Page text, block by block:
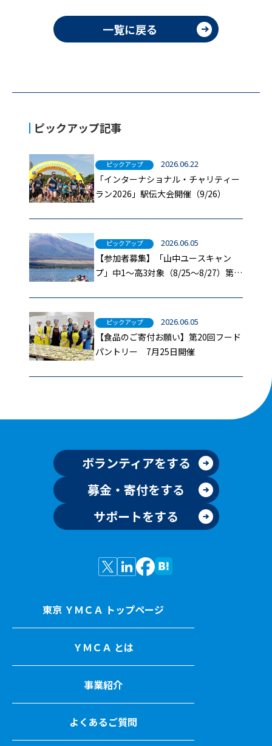
一覧に戻る
ピックアップ記事
ピックアップ 2026.06.22
「インターナショナル・チャリティー
ラン2026」駅伝大会開催（9/26）
ピックアップ 2026.06.05
【参加者募集】「山中ユースキャン
プ」中1～高3対象（8/25～8/27）第二
ピックアップ 2026.06.05
【食品のご寄付お願い】第20回フード
パントリー 7月25日開催
ボランティアをする
募金・寄付をする
サポートをする
東京 ＹＭＣＡ トップページ
ＹＭＣＡ とは
事業紹介
よくあるご質問